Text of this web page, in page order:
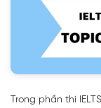
Trong phần thi